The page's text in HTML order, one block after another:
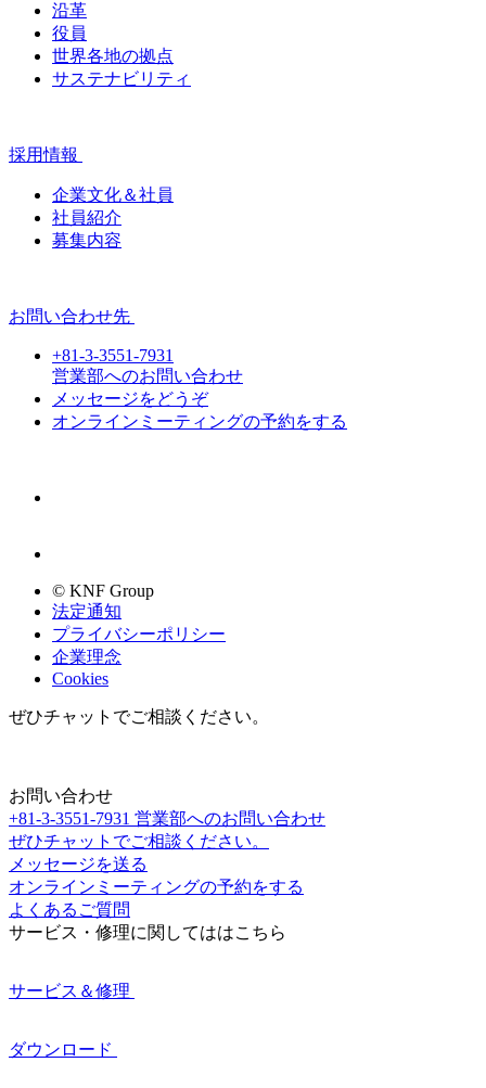
沿革
役員
世界各地の拠点
サステナビリティ
採用情報
企業文化＆社員
社員紹介
募集内容
お問い合わせ先
+81-3-3551-7931
営業部へのお問い合わせ
メッセージをどうぞ
オンラインミーティングの予約をする
© KNF Group
法定通知
プライバシーポリシー
企業理念
Cookies
ぜひチャットでご相談ください。
お問い合わせ
+81-3-3551-7931 営業部へのお問い合わせ
ぜひチャットでご相談ください。
メッセージを送る
オンラインミーティングの予約をする
よくあるご質問
サービス・修理に関してははこちら
サービス＆修理
ダウンロード